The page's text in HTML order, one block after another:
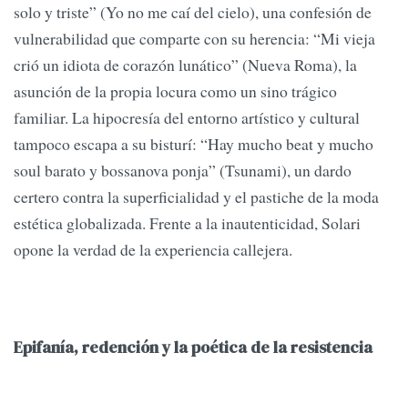
solo y triste” (Yo no me caí del cielo), una confesión de
vulnerabilidad que comparte con su herencia: “Mi vieja
crió un idiota de corazón lunático” (Nueva Roma), la
asunción de la propia locura como un sino trágico
familiar. La hipocresía del entorno artístico y cultural
tampoco escapa a su bisturí: “Hay mucho beat y mucho
soul barato y bossanova ponja” (Tsunami), un dardo
certero contra la superficialidad y el pastiche de la moda
estética globalizada. Frente a la inautenticidad, Solari
opone la verdad de la experiencia callejera.
Epifanía, redención y la poética de la resistencia